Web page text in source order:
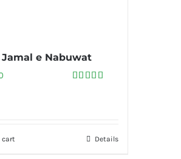
e Nabuwat
cart Details